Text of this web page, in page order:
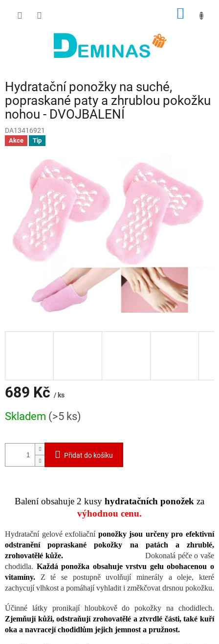
Hydratační ponožky na suché,
popraskané paty a zhrublou pokožku
nohou - DVOJBALENÍ
DA13416921
Akce Tip
689 Kč / ks
cena:
Skladem (>5 ks)
Přidat do košíku
Balení obsahuje 2 kusy hydratačních ponožek za
výhodnou cenu.
Hydratační gelové exfoliační ponožky jsou určeny pro efektivní
odstranění popraskané pokožky na patách a zhrublé,
zrohovatělé kůže.Dokonalá péče o vaše
chodidla. Každá ponožka obsahuje vrstvu gelu obohacenou o
vitamíny.
Z té se postupně uvolňují minerály a oleje, které
zachycují vlhkost a pomáhají vyhladit i změkčovat drsnou pokožku.
Účinné látky pronikají hloubkově do pokožky na chodidlech.
Zjemňují kůži, odstraňují zrohovatělé a ztvrdlé části, také kuří
oka a navracejí chodidlům jejich jemnost a pružnost.